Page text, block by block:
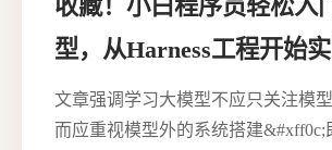
收藏！小白程序员轻松入
型，从Harness工程开始
文章强调学习大模型不应只关注模
而应重视模型外的系统搭建&#xff0c;